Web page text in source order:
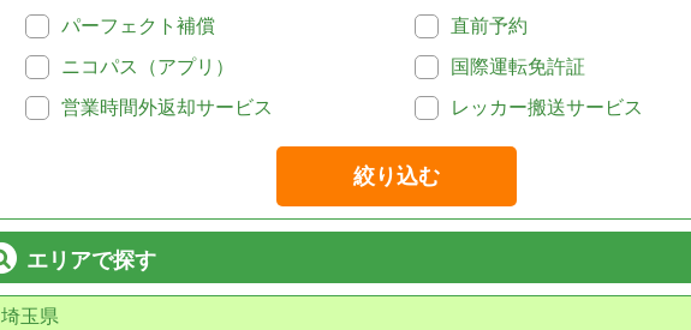
パーフェクト補償
直前予約
ニコパス（アプリ）
国際運転免許証
営業時間外返却サービス
レッカー搬送サービス
絞り込む
エリアで探す
埼玉県